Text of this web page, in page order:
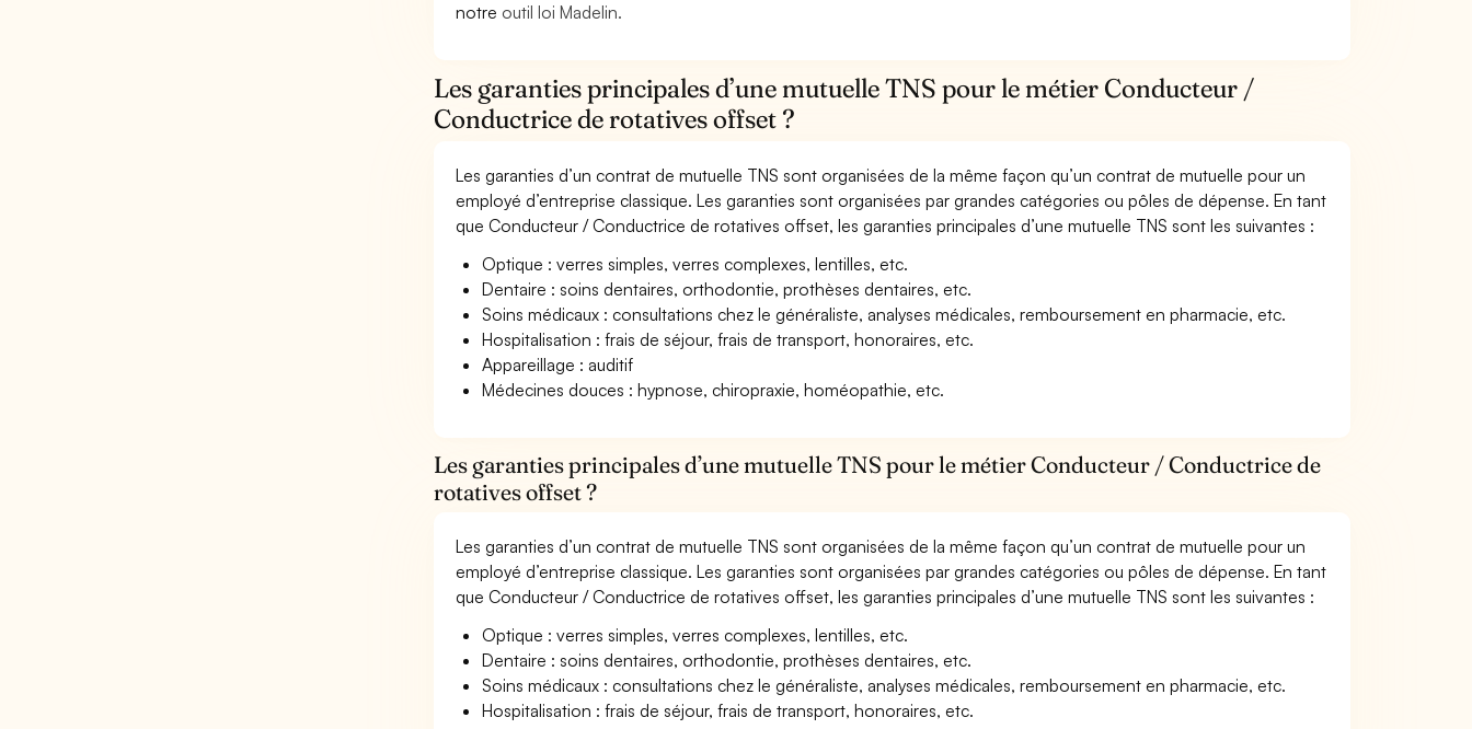
notre outil loi Madelin.
Les garanties principales d’une mutuelle TNS pour le métier Conducteur /
Conductrice de rotatives offset ?
Les garanties d’un contrat de mutuelle TNS sont organisées de la même façon qu’un contrat de mutuelle pour un
employé d’entreprise classique. Les garanties sont organisées par grandes catégories ou pôles de dépense. En tant
que Conducteur / Conductrice de rotatives offset, les garanties principales d’une mutuelle TNS sont les suivantes :
Optique : verres simples, verres complexes, lentilles, etc.
Dentaire : soins dentaires, orthodontie, prothèses dentaires, etc.
Soins médicaux : consultations chez le généraliste, analyses médicales, remboursement en pharmacie, etc.
Hospitalisation : frais de séjour, frais de transport, honoraires, etc.
Appareillage : auditif
Médecines douces : hypnose, chiropraxie, homéopathie, etc.
Les garanties principales d’une mutuelle TNS pour le métier Conducteur / Conductrice de
rotatives offset ?
Les garanties d’un contrat de mutuelle TNS sont organisées de la même façon qu’un contrat de mutuelle pour un
employé d’entreprise classique. Les garanties sont organisées par grandes catégories ou pôles de dépense. En tant
que Conducteur / Conductrice de rotatives offset, les garanties principales d’une mutuelle TNS sont les suivantes :
Optique : verres simples, verres complexes, lentilles, etc.
Dentaire : soins dentaires, orthodontie, prothèses dentaires, etc.
Soins médicaux : consultations chez le généraliste, analyses médicales, remboursement en pharmacie, etc.
Hospitalisation : frais de séjour, frais de transport, honoraires, etc.